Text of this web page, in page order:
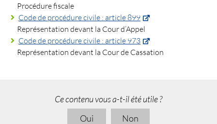
Procédure fiscale
Code de procédure civile : article 899
Représentation devant la Cour d’Appel
Code de procédure civile : article 973
Représentation devant la Cour de Cassation
Ce contenu vous a-t-il été utile ?
Oui
Non